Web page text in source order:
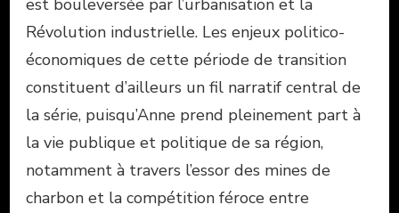
est bouleversée par l’urbanisation et la
Révolution industrielle. Les enjeux politico-
économiques de cette période de transition
constituent d’ailleurs un fil narratif central de
la série, puisqu’Anne prend pleinement part à
la vie publique et politique de sa région,
notamment à travers l’essor des mines de
charbon et la compétition féroce entre